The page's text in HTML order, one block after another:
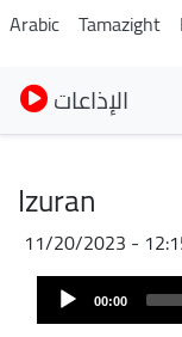
Arabic Tamazight
الإذاعات
Izuran
11/20/2023 -
AudioAudio
Player 00:00